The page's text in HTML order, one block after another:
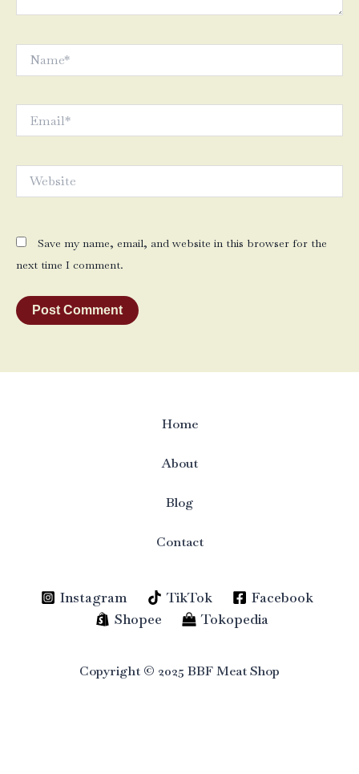
Save my name, email, and website in this browser for the
next time I comment.
Home
About
Blog
Contact
Instagram TikTok
Facebook
Shopee
Tokopedia
Copyright © 2025 BBF Meat Shop